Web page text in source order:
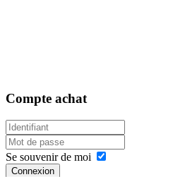
Compte achat
Se souvenir de moi
Connexion